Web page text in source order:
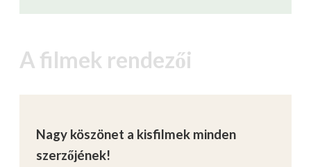
A filmek rendezői
Nagy köszönet a kisfilmek minden
szerzőjének!